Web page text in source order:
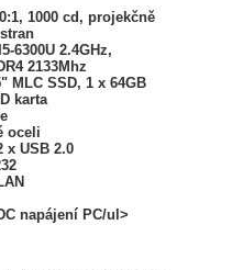
1000 cd, projekčně
6300U 2.4GHz,
2133Mhz
MLC SSD, 1 x 64GB
karta
oceli
x USB 2.0
napájení PC/ul>